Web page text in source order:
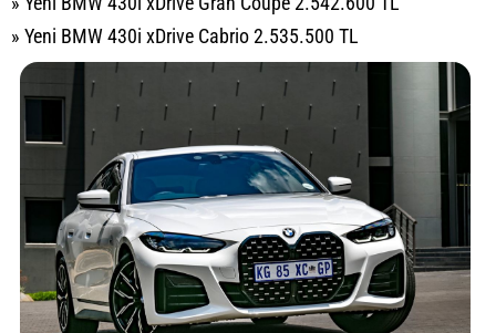
» Yeni BMW 430i xDrive Cabrio 2.535.500 TL